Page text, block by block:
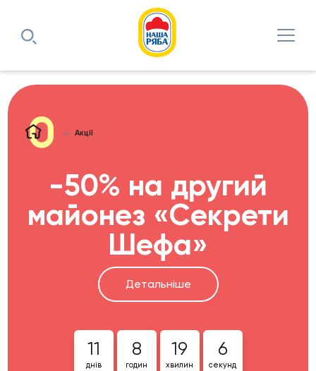
Акції
-50% на другий
майонез «Секрети
Шефа»
Детальніше
11
днів
8
годин
19
хвилин
6
секунд